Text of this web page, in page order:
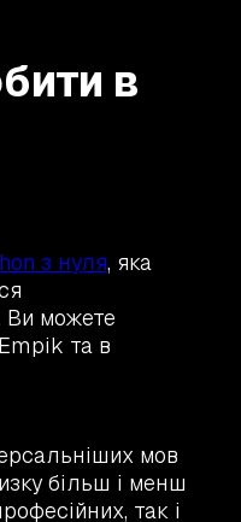
в
з нуля, яка
Ви можете
та в
мов
більш і менш
так і